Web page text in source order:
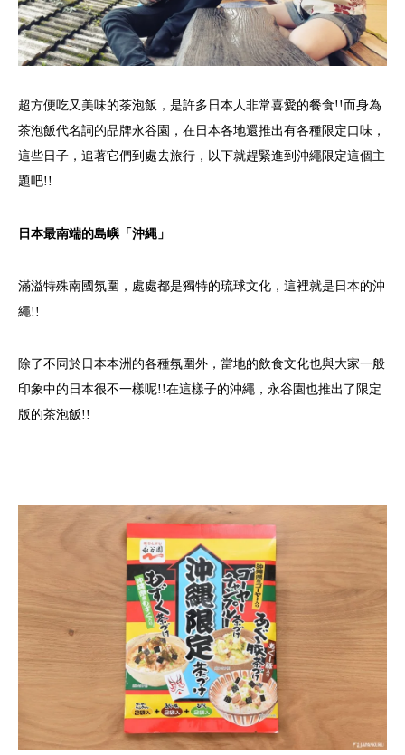
超方便吃又美味的茶泡飯，是許多日本人非常喜愛的餐食!!而身為
茶泡飯代名詞的品牌永谷園，在日本各地還推出有各種限定口味，
這些日子，追著它們到處去旅行，以下就趕緊進到沖繩限定這個主
題吧!!
日本最南端的島嶼「沖縄」
滿溢特殊南國氛圍，處處都是獨特的琉球文化，這裡就是日本的沖
繩!!
除了不同於日本本洲的各種氛圍外，當地的飲食文化也與大家一般
印象中的日本很不一樣呢!!在這樣子的沖繩，永谷園也推出了限定
版的茶泡飯!!